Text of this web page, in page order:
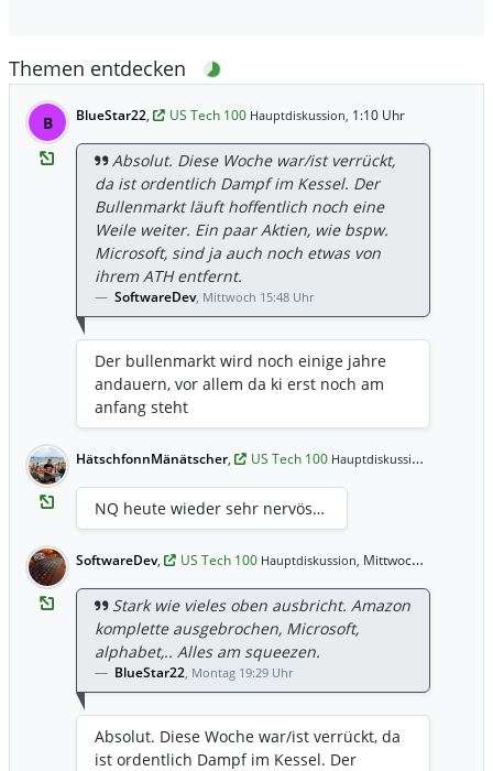
Themen entdecken
B BlueStar22, US Tech 100 Hauptdiskussion, 1:10 Uhr
Absolut. Diese Woche war/ist verrückt,
da ist ordentlich Dampf im Kessel. Der
Bullenmarkt läuft hoffentlich noch eine
Weile weiter. Ein paar Aktien, wie bspw.
Microsoft, sind ja auch noch etwas von
ihrem ATH entfernt.
SoftwareDev, Mittwoch 15:48 Uhr
Der bullenmarkt wird noch einige jahre
andauern, vor allem da ki erst noch am
anfang steht
HätschfonnMänätscher, US Tech 100 Hauptdiskussion,
NQ heute wieder sehr nervös…
SoftwareDev, US Tech 100 Hauptdiskussion, Mittwoch 15:48 Uhr
Stark wie vieles oben ausbricht. Amazon
komplette ausgebrochen, Microsoft,
alphabet,.. Alles am squeezen.
BlueStar22, Montag 19:29 Uhr
Absolut. Diese Woche war/ist verrückt, da
ist ordentlich Dampf im Kessel. Der